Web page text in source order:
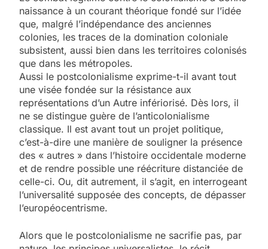
naissance à un courant théorique fondé sur l’idée
que, malgré l’indépendance des anciennes
colonies, les traces de la domination coloniale
subsistent, aussi bien dans les territoires colonisés
que dans les métropoles.
Aussi le postcolonialisme exprime-t-il avant tout
une visée fondée sur la résistance aux
représentations d’un Autre infériorisé. Dès lors, il
ne se distingue guère de l’anticolonialisme
classique. Il est avant tout un projet politique,
c’est-à-dire une manière de souligner la présence
des « autres » dans l’histoire occidentale moderne
et de rendre possible une réécriture distanciée de
celle-ci. Ou, dit autrement, il s’agit, en interrogeant
l’universalité supposée des concepts, de dépasser
l’européocentrisme.
Alors que le postcolonialisme ne sacrifie pas, par